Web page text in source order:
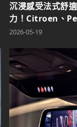
沉浸感受法式舒
力！Citroen、
國生活節在高雄」
2026-05-19